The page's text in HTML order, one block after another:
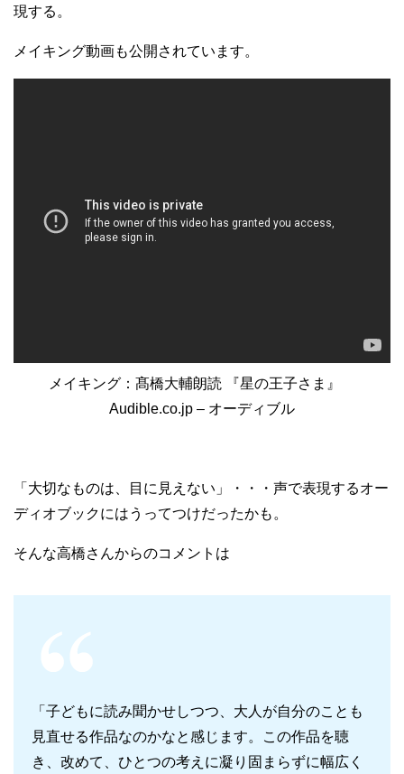
現する。
メイキング動画も公開されています。
メイキング：髙橋大輔朗読 『星の王子さま』
Audible.co.jp – オーディブル
「大切なものは、目に見えない」・・・声で表現するオー
ディオブックにはうってつけだったかも。
そんな高橋さんからのコメントは
「子どもに読み聞かせしつつ、大人が自分のことも
見直せる作品なのかなと感じます。この作品を聴
き、改めて、ひとつの考えに凝り固まらずに幅広く